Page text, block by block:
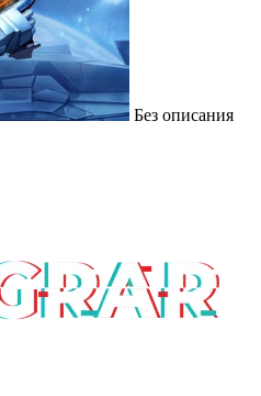
Без описания